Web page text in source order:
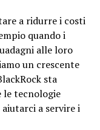
a ridurre i costi
quando i
alle loro
un crescente
sta
le tecnologie
a servire i